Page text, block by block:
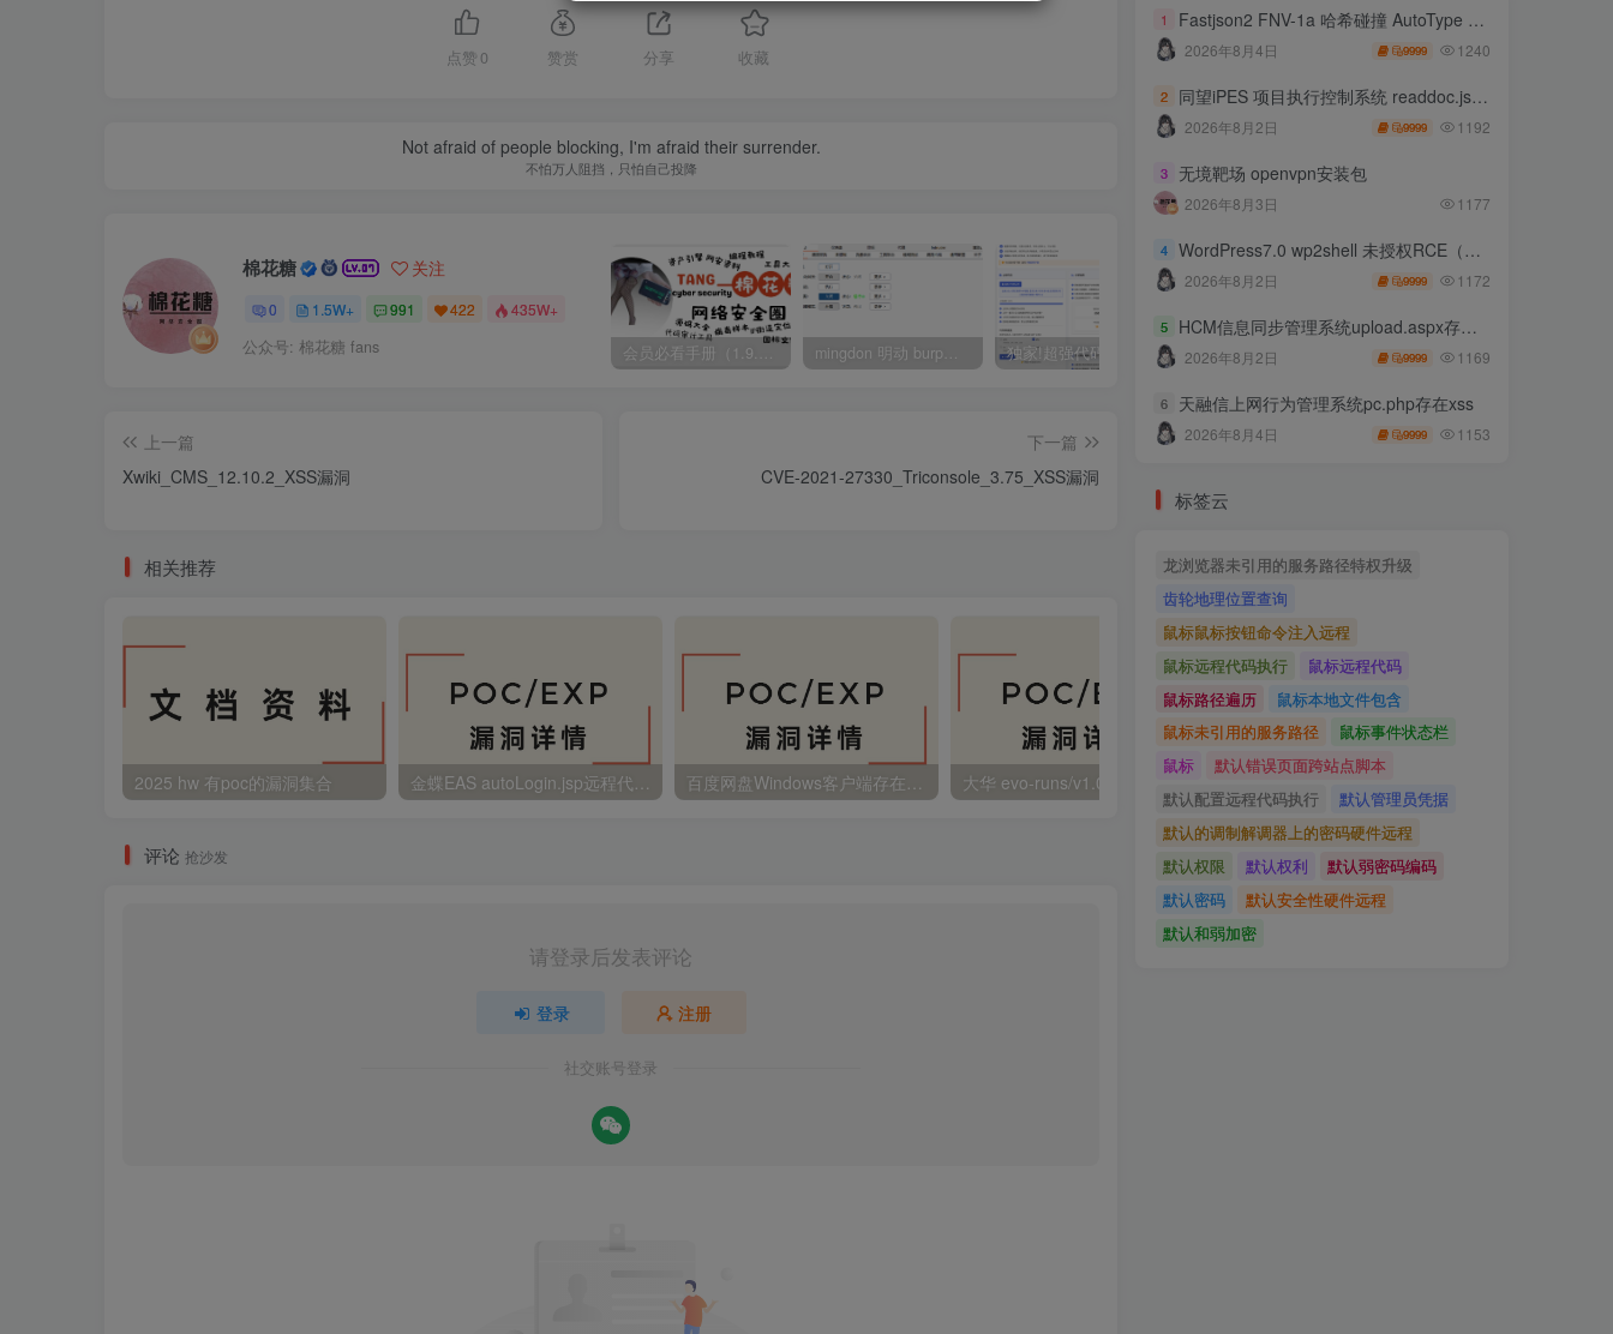
点赞 0 赞赏 分享 收藏
Not afraid of people blocking, I'm afraid their surrender.
不怕万人阻挡，只怕自己投降
棉花糖 关注
0 1.5W+ 991 422 435W+
公众号: 棉花糖 fans
上一篇
Xwiki_CMS_12.10.2_XSS漏洞
下一篇
CVE-2021-27330_Triconsole_3.75_XSS漏洞
相关推荐
2025 hw 有poc的漏洞集合 大华 evo-runs/v1.0/receive RCE
评论 抢沙发
请登录后发表评论
登录 注册
社交账号登录
1 Fastjson2 FNV-1a 哈希碰撞 AutoType 绕过远程代码执行
2026年8月4日 9999 1240
2 同望iPES 项目执行控制系统 readdoc.jsp存在任意文件读取
2026年8月2日 9999 1192
3 无境靶场 openvpn安装包
2026年8月3日 1177
4 WordPress7.0 wp2shell 未授权RCE（CVE-2026-63030 CVE-2026-60137）
2026年8月2日 9999 1172
5 HCM信息同步管理系统upload.aspx存在任意文件上传
2026年8月2日 9999 1169
6 天融信上网行为管理系统pc.php存在xss
2026年8月4日 9999 1153
标签云
龙浏览器未引用的服务路径特权升级
齿轮地理位置查询
鼠标鼠标按钮命令注入远程
鼠标远程代码执行
鼠标远程代码
鼠标路径遍历
鼠标本地文件包含
鼠标未引用的服务路径
鼠标事件状态栏
鼠标
默认错误页面跨站点脚本
默认配置远程代码执行
默认管理员凭据
默认的调制解调器上的密码硬件远程
默认权限
默认权利
默认弱密码编码
默认密码
默认安全性硬件远程
默认和弱加密